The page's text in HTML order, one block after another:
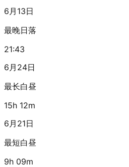
6月13日
最晚日落
21:43
6月24日
最长白昼
15h 12m
6月21日
最短白昼
9h 09m